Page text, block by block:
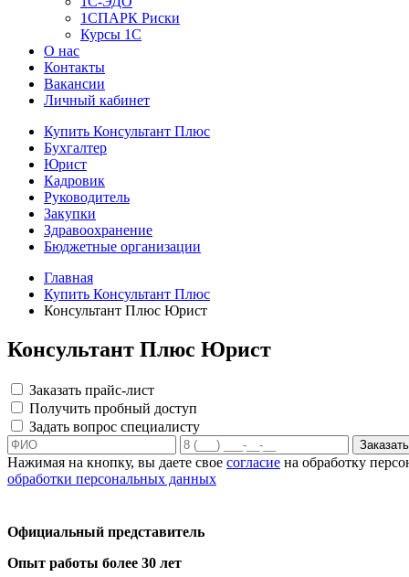
1СПАРК Риски
Курсы 1С
О нас
Контакты
Вакансии
Личный кабинет
Купить Консультант Плюс
Бухгалтер
Юрист
Кадровик
Руководитель
Закупки
Здравоохранение
Бюджетные организации
Главная
Купить Консультант Плюс
Консультант Плюс Юрист
Консультант Плюс Юрист
Заказать прайс-лист
Получить пробный доступ
Задать вопрос специалисту
Нажимая на кнопку, вы даете свое согласие на обработку
обработки персональных данных
Официальный представитель
Опыт работы более 30 лет